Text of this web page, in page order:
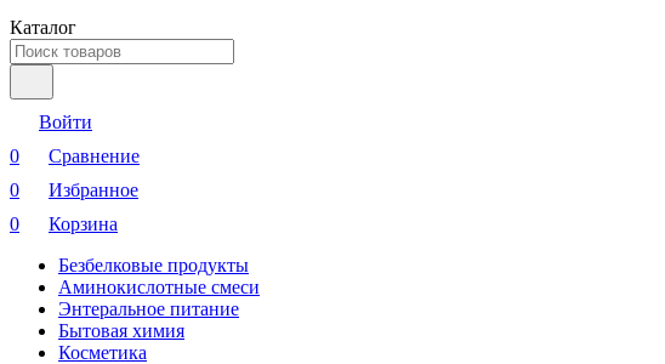
Каталог
Войти
0
Сравнение
0
Избранное
0
Корзина
Безбелковые продукты
Аминокислотные смеси
Энтеральное питание
Бытовая химия
Косметика